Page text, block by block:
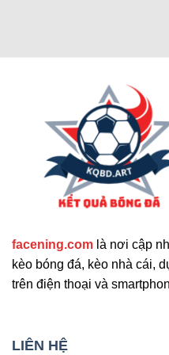
Ngoài các tính năng
cấp nhiều công cụ hỗ
mở rộng nổi bật mà
facening.com là nơi cập
kèo bóng đá, kèo nhà cái,
trên điện thoại và
LIÊN HỆ